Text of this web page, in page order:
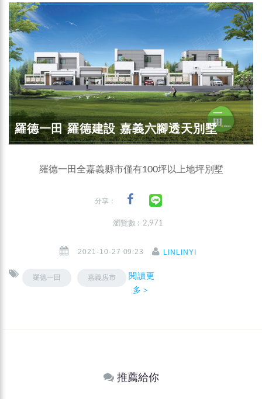
羅德一田 羅德建設 嘉義六腳透天別墅
羅德一田全嘉義縣市僅有100坪以上地坪別墅
分享：
瀏覽數 : 2,971
2021-10-27 09:23 LINLINYI
羅德一田 嘉義房市
閱讀更
多＞
推薦給你